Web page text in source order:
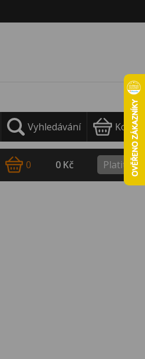
Vyhledávání Košík
0 0 Kč Platit